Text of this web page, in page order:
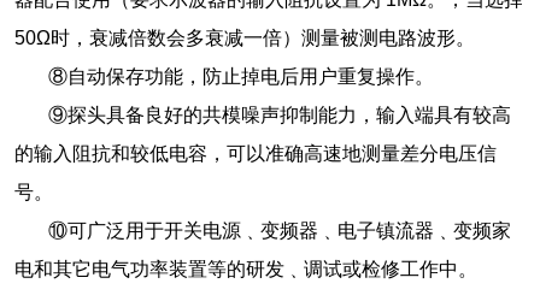
50Ω时，衰减倍数会多衰减一倍）测量被测电路波形。
⑧自动保存功能，防止掉电后用户重复操作。
⑨探头具备良好的共模噪声抑制能力，输入端具有较高
的输入阻抗和较低电容，可以准确高速地测量差分电压信
号。
⑩可广泛用于开关电源﹑变频器﹑电子镇流器﹑变频家
电和其它电气功率装置等的研发﹑调试或检修工作中。